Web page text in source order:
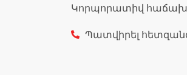
Կորպորատիվ
Պատվիրել